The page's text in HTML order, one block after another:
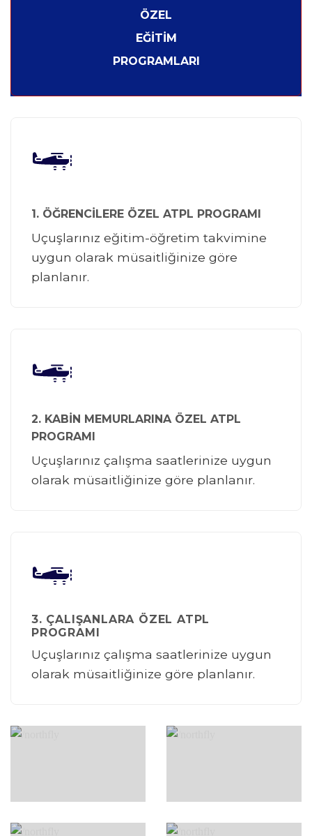
ÖZEL
EĞİTİM
PROGRAMLARI
1. ÖĞRENCİLERE ÖZEL ATPL PROGRAMI
Uçuşlarınız eğitim-öğretim takvimine
uygun olarak müsaitliğinize göre
planlanır.
2. KABİN MEMURLARINA ÖZEL ATPL
PROGRAMI
Uçuşlarınız çalışma saatlerinize uygun
olarak müsaitliğinize göre planlanır.
3. ÇALIŞANLARA ÖZEL ATPL
PROGRAMI
Uçuşlarınız çalışma saatlerinize uygun
olarak müsaitliğinize göre planlanır.